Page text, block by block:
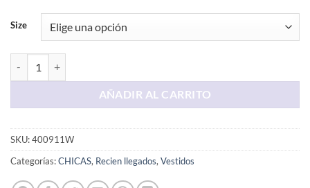
Size
AÑADIR AL CARRITO
SKU:400911W
Categorías:CHICAS, Recien llegados, Vestidos